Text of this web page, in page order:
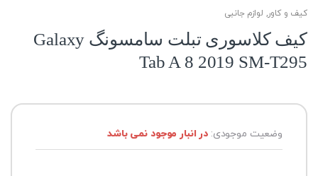
کیف و کاور, لوازم جانبی
کیف کلاسوری تبلت سامسونگ Galaxy
Tab A 8 2019 SM-T295
وضعیت موجودی:در انبار موجود نمی باشد